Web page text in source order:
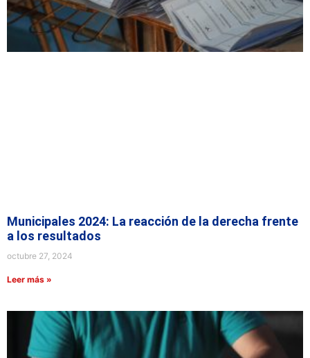
Municipales 2024: La reacción de la derecha frente
a los resultados
octubre 27, 2024
Leer más »